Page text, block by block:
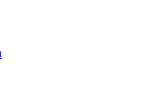
mentedapoder.com